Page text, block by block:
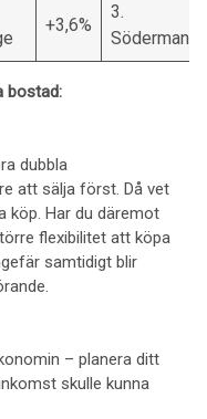
+3,6%
3.
bostad:
dubbla
att sälja först. Då vet
köp. Har du däremot
flexibilitet att köpa
samtidigt blir
– planera ditt
skulle kunna